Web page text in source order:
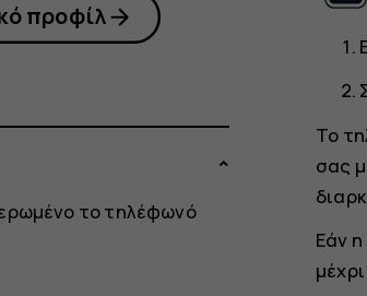
Το
σας
Εάν
προφίλ
το τηλέφωνό